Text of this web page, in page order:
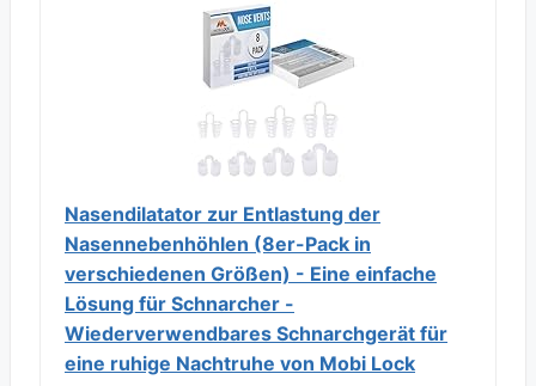
Nasendilatator zur Entlastung der
Nasennebenhöhlen (8er-Pack in
verschiedenen Größen) - Eine einfache
Lösung für Schnarcher -
Wiederverwendbares Schnarchgerät für
eine ruhige Nachtruhe von Mobi Lock